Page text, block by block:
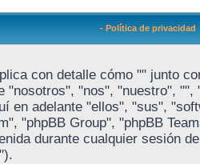
- Política de privacidad
con detalle cómo "" junto
"nosotros", "nos", "nuestro",
en adelante "ellos", "sus",
"phpBB Group", "phpBB
durante cualquier sesión